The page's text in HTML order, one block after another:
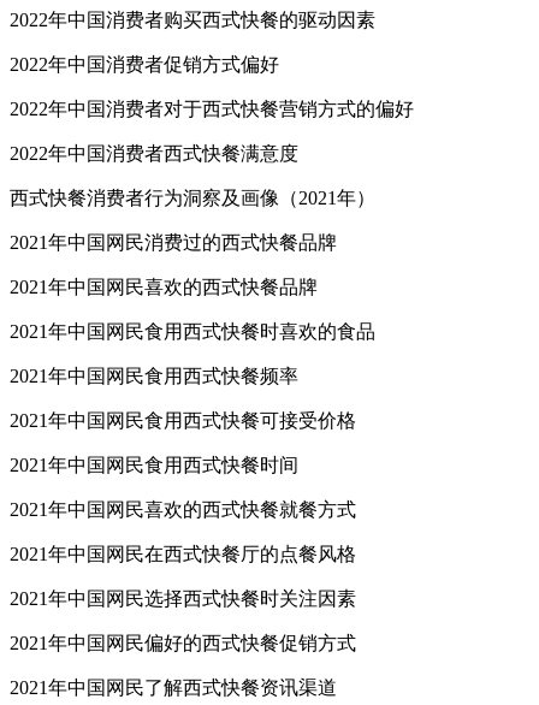
2022年中国消费者购买西式快餐的驱动因素
2022年中国消费者促销方式偏好
2022年中国消费者对于西式快餐营销方式的偏好
2022年中国消费者西式快餐满意度
西式快餐消费者行为洞察及画像（2021年）
2021年中国网民消费过的西式快餐品牌
2021年中国网民喜欢的西式快餐品牌
2021年中国网民食用西式快餐时喜欢的食品
2021年中国网民食用西式快餐频率
2021年中国网民食用西式快餐可接受价格
2021年中国网民食用西式快餐时间
2021年中国网民喜欢的西式快餐就餐方式
2021年中国网民在西式快餐厅的点餐风格
2021年中国网民选择西式快餐时关注因素
2021年中国网民偏好的西式快餐促销方式
2021年中国网民了解西式快餐资讯渠道